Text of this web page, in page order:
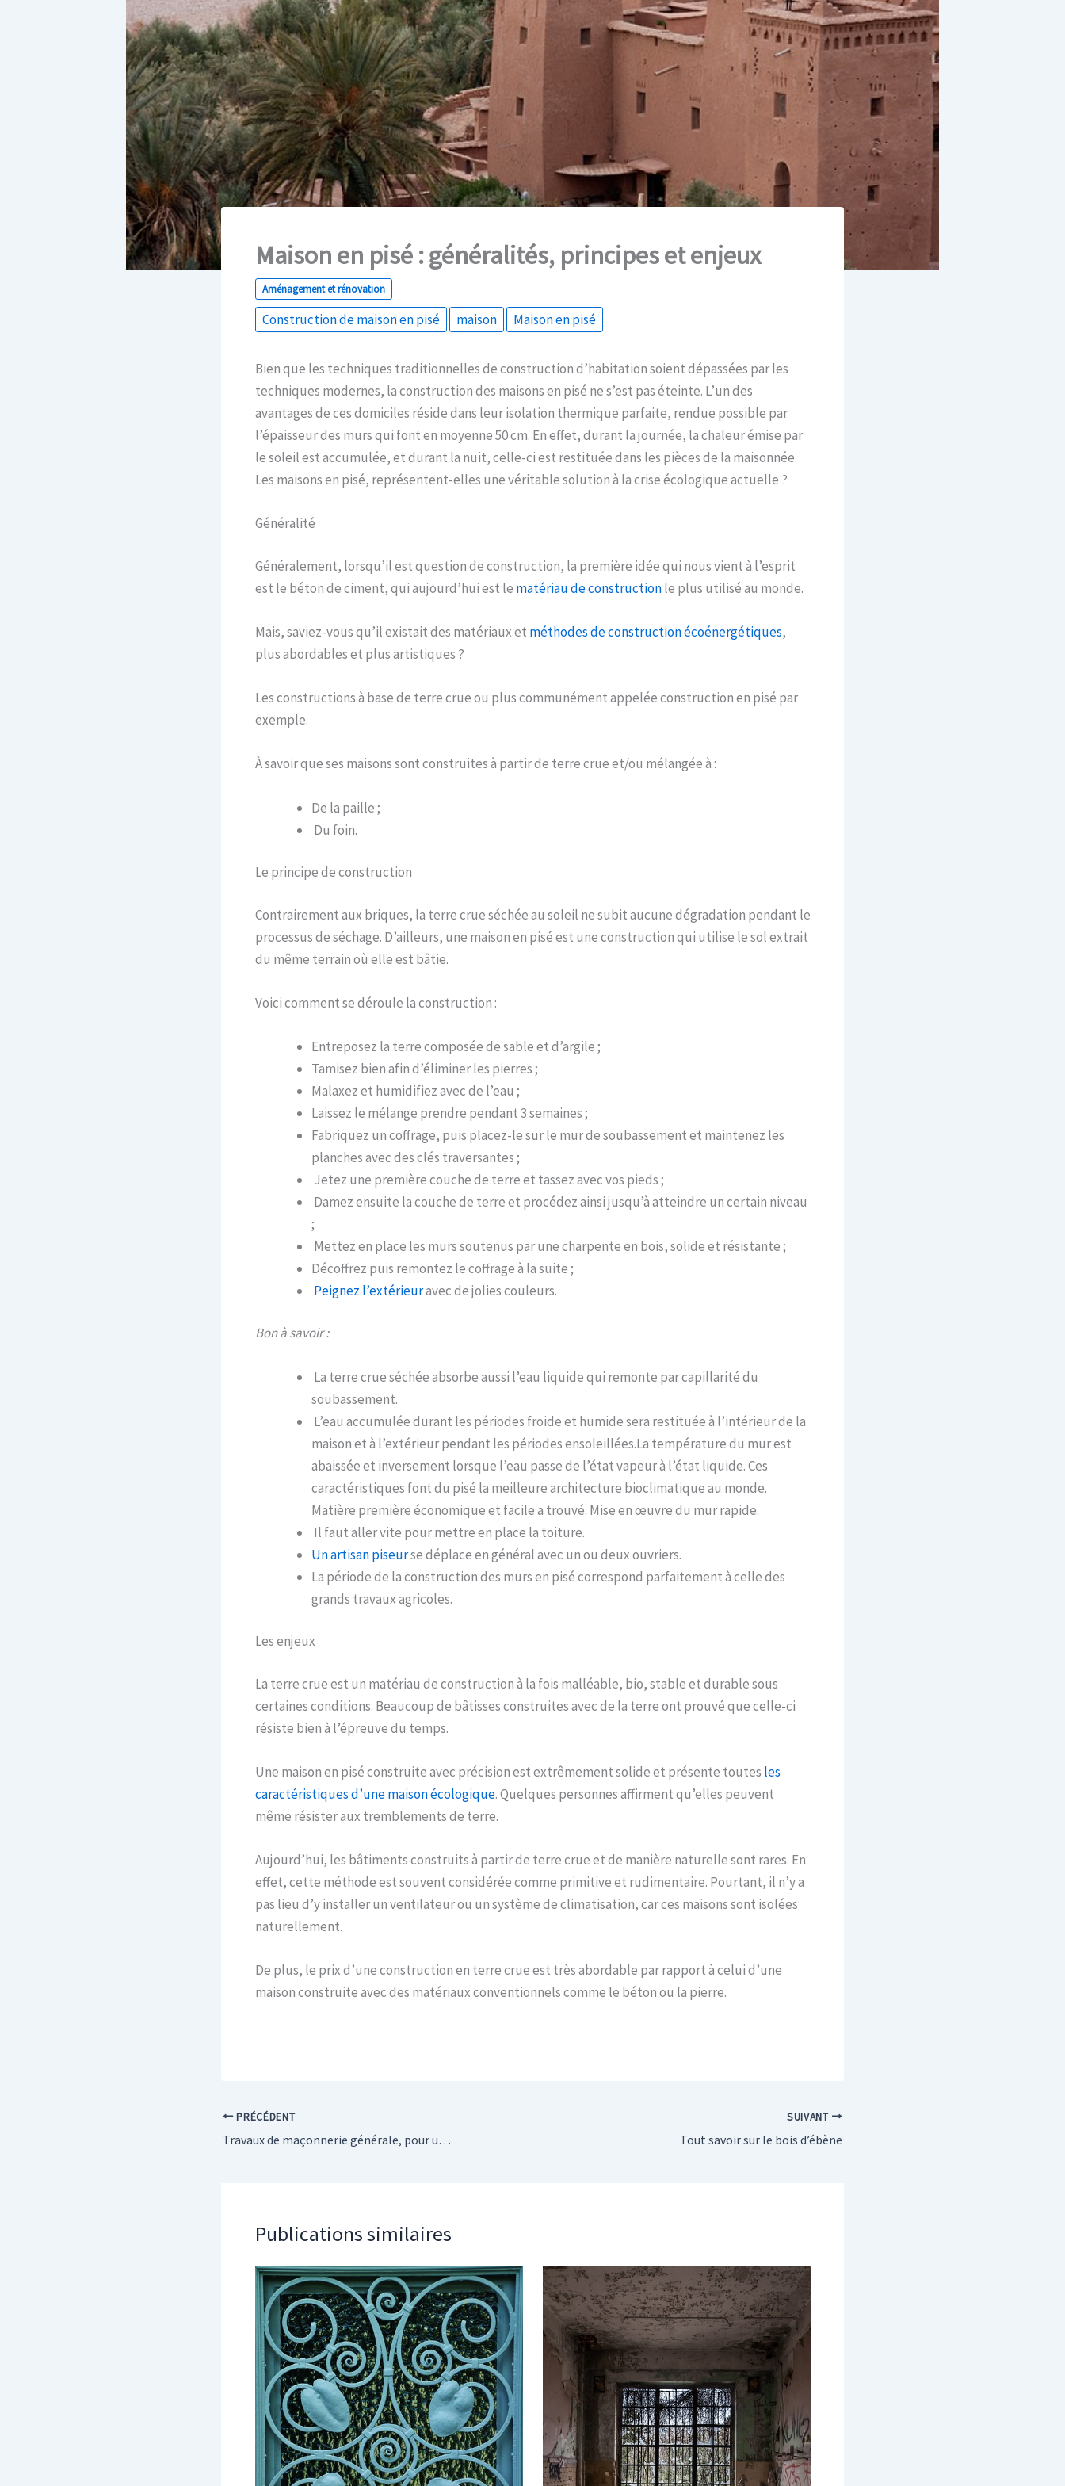
Maison en pisé : généralités, principes et enjeux
Aménagement et rénovation
Construction de maison en pisé maison Maison en pisé
Bien que les techniques traditionnelles de construction d’habitation soient dépassées par les
techniques modernes, la construction des maisons en pisé ne s’est pas éteinte. L’un des
avantages de ces domiciles réside dans leur isolation thermique parfaite, rendue possible par
l’épaisseur des murs qui font en moyenne 50 cm. En effet, durant la journée, la chaleur émise par
le soleil est accumulée, et durant la nuit, celle-ci est restituée dans les pièces de la maisonnée.
Les maisons en pisé, représentent-elles une véritable solution à la crise écologique actuelle ?
Généralité
Généralement, lorsqu’il est question de construction, la première idée qui nous vient à l’esprit
est le béton de ciment, qui aujourd’hui est le matériau de constructionle plus utilisé au monde.
Mais, saviez-vous qu’il existait des matériaux et méthodes de construction écoénergétiques,
plus abordables et plus artistiques ?
Les constructions à base de terre crue ou plus communément appelée construction en pisé par
exemple.
À savoir que ses maisons sont construites à partir de terre crue et/ou mélangée à :
De la paille ;
Du foin.
Le principe de construction
Contrairement aux briques, la terre crue séchée au soleil ne subit aucune dégradation pendant le
processus de séchage. D’ailleurs, une maison en pisé est une construction qui utilise le sol extrait
du même terrain où elle est bâtie.
Voici comment se déroule la construction :
Entreposez la terre composée de sable et d’argile ;
Tamisez bien afin d’éliminer les pierres ;
Malaxez et humidifiez avec de l’eau ;
Laissez le mélange prendre pendant 3 semaines ;
Fabriquez un coffrage, puis placez-le sur le mur de soubassement et maintenez les
planches avec des clés traversantes ;
Jetez une première couche de terre et tassez avec vos pieds ;
Damez ensuite la couche de terre et procédez ainsi jusqu’à atteindre un certain niveau
;
Mettez en place les murs soutenus par une charpente en bois, solide et résistante ;
Décoffrez puis remontez le coffrage à la suite ;
Peignez l’extérieuravec de jolies couleurs.
Bon à savoir :
La terre crue séchée absorbe aussi l’eau liquide qui remonte par capillarité du
soubassement.
L’eau accumulée durant les périodes froide et humide sera restituée à l’intérieur de la
maison et à l’extérieur pendant les périodes ensoleillées.La température du mur est
abaissée et inversement lorsque l’eau passe de l’état vapeur à l’état liquide. Ces
caractéristiques font du pisé la meilleure architecture bioclimatique au monde.
Matière première économique et facile a trouvé. Mise en œuvre du mur rapide.
Il faut aller vite pour mettre en place la toiture.
Un artisan piseurse déplace en général avec un ou deux ouvriers.
La période de la construction des murs en pisé correspond parfaitement à celle des
grands travaux agricoles.
Les enjeux
La terre crue est un matériau de construction à la fois malléable, bio, stable et durable sous
certaines conditions. Beaucoup de bâtisses construites avec de la terre ont prouvé que celle-ci
résiste bien à l’épreuve du temps.
Une maison en pisé construite avec précision est extrêmement solide et présente toutes les
caractéristiques d’une maison écologique. Quelques personnes affirment qu’elles peuvent
même résister aux tremblements de terre.
Aujourd’hui, les bâtiments construits à partir de terre crue et de manière naturelle sont rares. En
effet, cette méthode est souvent considérée comme primitive et rudimentaire. Pourtant, il n’y a
pas lieu d’y installer un ventilateur ou un système de climatisation, car ces maisons sont isolées
naturellement.
De plus, le prix d’une construction en terre crue est très abordable par rapport à celui d’une
maison construite avec des matériaux conventionnels comme le béton ou la pierre.
PRÉCÉDENT
Travaux de maçonnerie générale, pour une construction durable et pérenne
SUIVANT
Tout savoir sur le bois d’ébène
Publications similaires